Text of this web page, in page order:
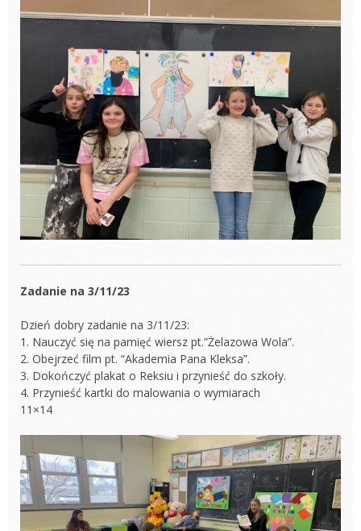
Zadanie na 3/11/23
Dzień dobry zadanie na 3/11/23:
1. Nauczyć się na pamięć wiersz pt.”Żelazowa Wola”.
2. Obejrzeć film pt. “Akademia Pana Kleksa”.
3. Dokończyć plakat o Reksiu i przynieść do szkoły.
4. Przynieść kartki do malowania o wymiarach
11×14